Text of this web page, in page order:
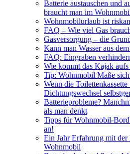
Batterie austauschen und
braucht man im
Wohnmobilurlaub ist
FAQ – Wie viel Gas
Gasversorgung – die
Kann man Wasser aus
FAQ: Eingraben
Wie kommt das Kajak
Tip: Wohnmobil Maße
Wenn die
Dichtungswechsel
Batterieprobleme?
als man denkt
Tipps für Wohnmobil-
an!
Ein Jahr Erfahrung mit
Wohnmobil